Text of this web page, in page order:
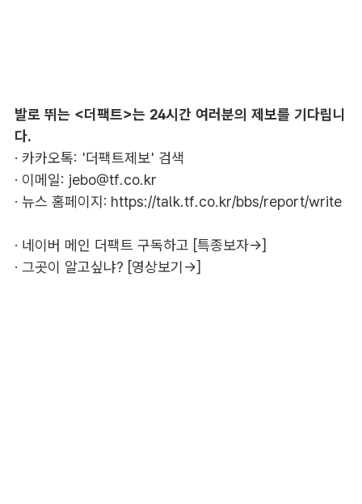
발로 뛰는 <더팩트>는 24시간 여러분의 제보를 기다립니
다.
· 카카오톡: '더팩트제보' 검색
· 이메일: jebo@tf.co.kr
· 뉴스 홈페이지: https://talk.tf.co.kr/bbs/report/write
· 네이버 메인 더팩트 구독하고 [특종보자→]
· 그곳이 알고싶냐? [영상보기→]